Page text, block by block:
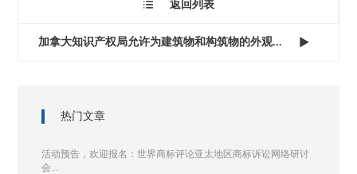
 返回列表
加拿大知识产权局允许为建筑物和构筑物的外观... 
热门文章
活动预告，欢迎报名：世界商标评论亚太地区商标诉讼网络研讨
会...